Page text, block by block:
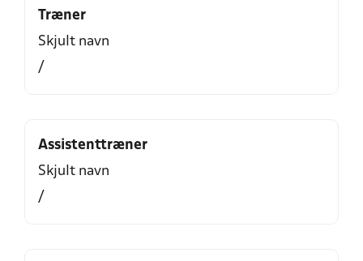
Træner
Skjult navn
/
Assistenttræner
Skjult navn
/